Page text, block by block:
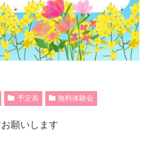
予定表 無料体験会
願いします